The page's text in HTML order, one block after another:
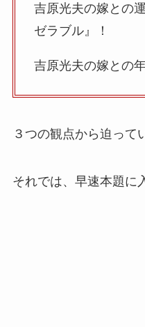
吉原光夫の嫁との
ゼラブル』！
吉原光夫の嫁との
３つの観点から迫って
それでは、早速本題に